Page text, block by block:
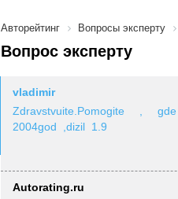
Авторейтинг Вопросы эксперту
Вопрос эксперту
vladimir
Zdravstvuite.Pomogite ,
2004god ,dizil 1.9
Autorating.ru